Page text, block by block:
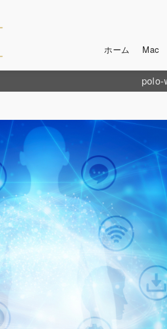
ホーム Mac
polo-